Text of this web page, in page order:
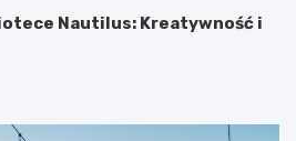
Nautilus: Kreatywność i